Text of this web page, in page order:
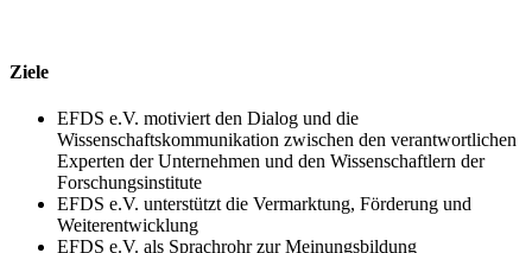
Ziele
EFDS e.V. motiviert den Dialog und die
Wissenschaftskommunikation zwischen den verantwortlichen
Experten der Unternehmen und den Wissenschaftlern der
Forschungsinstitute
EFDS e.V. unterstützt die Vermarktung, Förderung und
Weiterentwicklung
EFDS e.V. als Sprachrohr zur Meinungsbildung